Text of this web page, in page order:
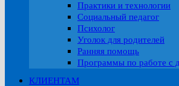
Практики и технологии
Социальный педагог
Психолог
Уголок для родителей
Ранняя помощь
Программы по работе с
КЛИЕНТАМ